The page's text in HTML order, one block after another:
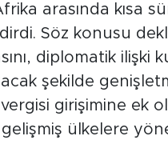
arasında kısa
Söz konusu
diplomatik ilişki
şekilde
vergisi girişimine ek
ülkelere